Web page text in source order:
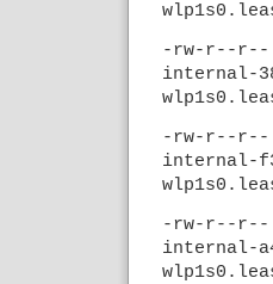
-rw-r--r--
internal-
-rw-r--r--
internal-
-rw-r--r--
internal-